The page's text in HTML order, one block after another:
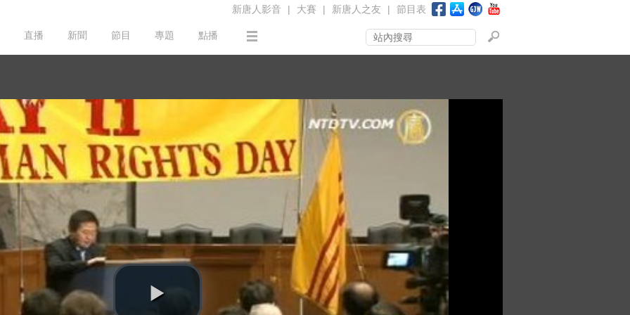
新唐人影音 | 大賽 | 新唐人之友 | 節目表
直播 新聞 節目 專題 點播